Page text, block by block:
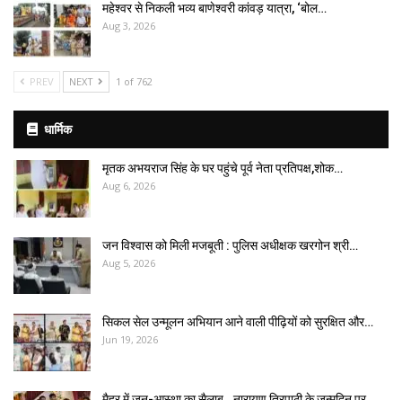
महेश्वर से निकली भव्य बाणेश्वरी कांवड़ यात्रा, ‘बोल…
Aug 3, 2026
PREV NEXT 1 of 762
धार्मिक
मृतक अभयराज सिंह के घर पहुंचे पूर्व नेता प्रतिपक्ष,शोक…
Aug 6, 2026
जन विश्वास को मिली मजबूती : पुलिस अधीक्षक खरगोन श्री…
Aug 5, 2026
सिकल सेल उन्मूलन अभियान आने वाली पीढ़ियों को सुरक्षित और…
Jun 19, 2026